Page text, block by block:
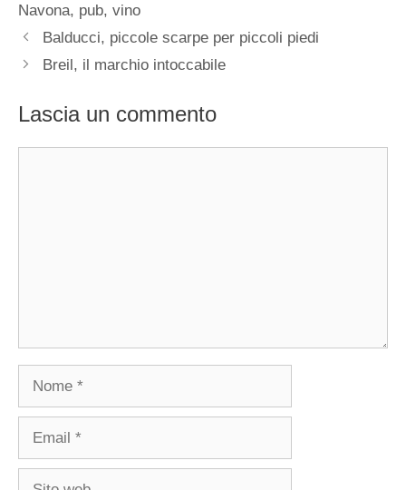
Navona, pub, vino
Balducci, piccole scarpe per piccoli piedi
Breil, il marchio intoccabile
Lascia un commento
Nome
Email
Sito